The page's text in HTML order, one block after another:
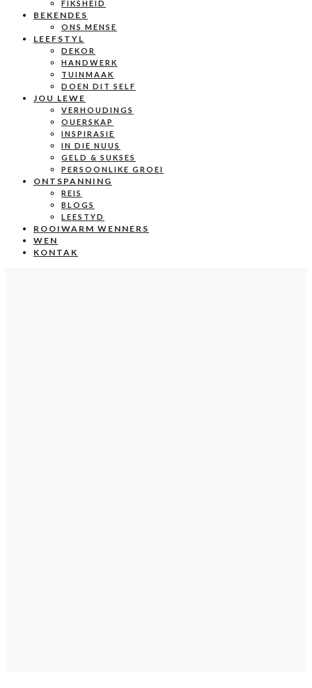
FIKSHEID
BEKENDES
ONS MENSE
LEEFSTYL
DEKOR
HANDWERK
TUINMAAK
DOEN DIT SELF
JOU LEWE
VERHOUDINGS
OUERSKAP
INSPIRASIE
IN DIE NUUS
GELD & SUKSES
PERSOONLIKE GROEI
ONTSPANNING
REIS
BLOGS
LEESTYD
ROOIWARM WENNERS
WEN
KONTAK